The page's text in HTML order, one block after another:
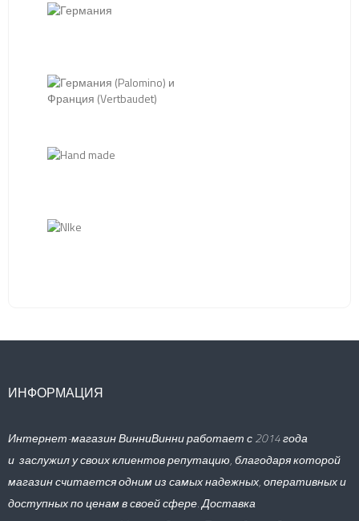
ИНФОРМАЦИЯ
Интернет-магазин ВинниВинни работает с 2014 года
и заслужил у своих клиентов репутацию, благодаря которой
магазин считается одним из самых надежных, оперативных и
доступных по ценам в своей сфере. Доставка